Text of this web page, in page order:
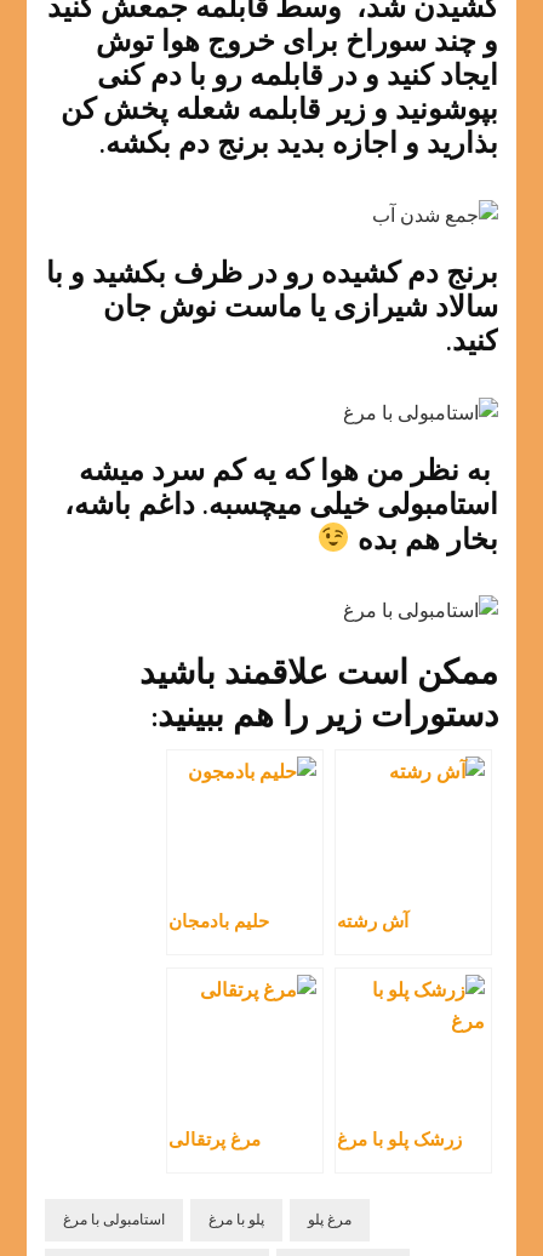
کشیدن شد، وسط قابلمه جمعش کنید
و چند سوراخ برای خروج هوا توش
ایجاد کنید و در قابلمه رو با دم کنی
بپوشونید و زیر قابلمه شعله پخش کن
بذارید و اجازه بدید برنج دم بکشه.
برنج دم کشیده رو در ظرف بکشید و با
سالاد شیرازی یا ماست نوش جان
کنید.
به نظر من هوا که یه کم سرد میشه
استامبولی خیلی میچسبه. داغم باشه،
بخار هم بده
ممکن است علاقمند باشید
دستورات زیر را هم ببینید:
آش رشته حلیم بادمجان
زرشک پلو با مرغ مرغ پرتقالی
استامبولی با مرغ پلو با مرغ مرغ پلو